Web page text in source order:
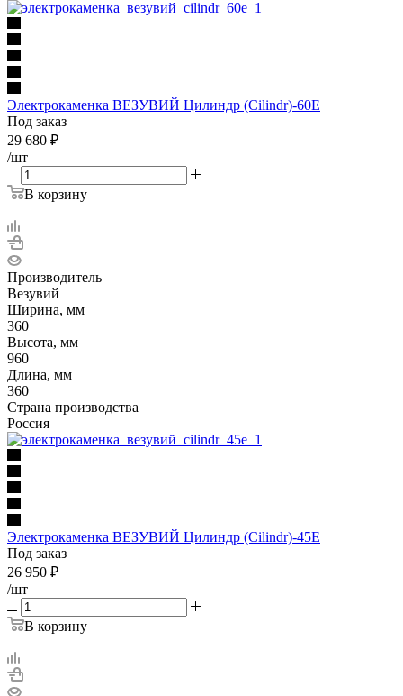
Электрокаменка ВЕЗУВИЙ Цилиндр (Cilindr)-60E
Под заказ
29 680 ₽
/шт
В корзину
Производитель
Везувий
Ширина, мм
360
Высота, мм
960
Длина, мм
360
Страна производства
Россия
Электрокаменка ВЕЗУВИЙ Цилиндр (Cilindr)-45E
Под заказ
26 950 ₽
/шт
В корзину